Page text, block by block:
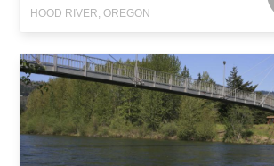
HOOD RIVER, OREGON